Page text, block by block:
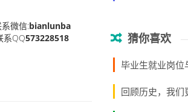
微信:bianlunba
系QQ573228518 猜你喜欢
回顾历史，我们